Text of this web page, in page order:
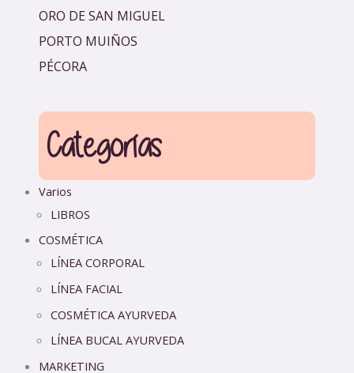
ORO DE SAN MIGUEL
PORTO MUIÑOS
PÉCORA
Categorías
Varios
LIBROS
COSMÉTICA
LÍNEA CORPORAL
LÍNEA FACIAL
COSMÉTICA AYURVEDA
LÍNEA BUCAL AYURVEDA
MARKETING